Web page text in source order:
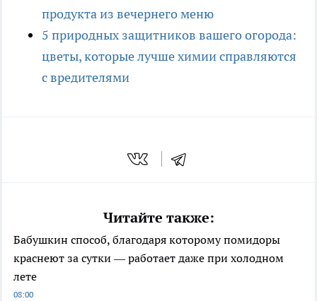
продукта из вечернего меню
5 природных защитников вашего огорода:
цветы, которые лучше химии справляются
с вредителями
Читайте также:
Бабушкин способ, благодаря которому помидоры
краснеют за сутки — работает даже при холодном
лете
08:00